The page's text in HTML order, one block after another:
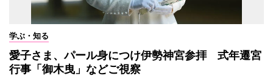
学ぶ・知る
愛子さま、パール身につけ伊勢神宮参拝 式年遷宮
行事「御木曳」などご視察